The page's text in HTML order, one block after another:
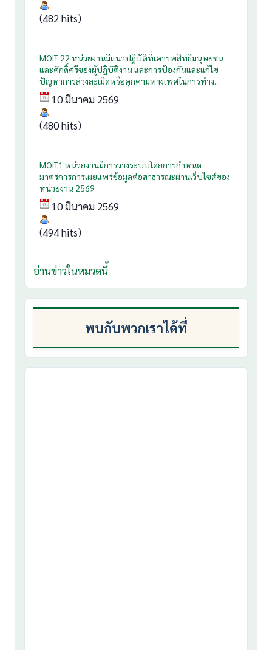
(482 hits)
MOIT 22 หน่วยงานมีแนวปฏิบัติที่เคารพสิทธิมนุษยชน
และศักดิ์ศรีของผู้ปฏิบัติงาน และการป้องกันและแก้ไข
ปัญหาการล่วงละเมิดหรือคุกคามทางเพศในการทำง...
10 มีนาคม 2569
(480 hits)
MOIT1 หน่วยงานมีการวางระบบโดยการกำหนด
มาตรการการเผยแพร่ข้อมูลต่อสาธารณะผ่านเว็บไซต์ของ
หน่วยงาน 2569
10 มีนาคม 2569
(494 hits)
อ่านข่าวในหมวดนี้
พบกับพวกเราได้ที่